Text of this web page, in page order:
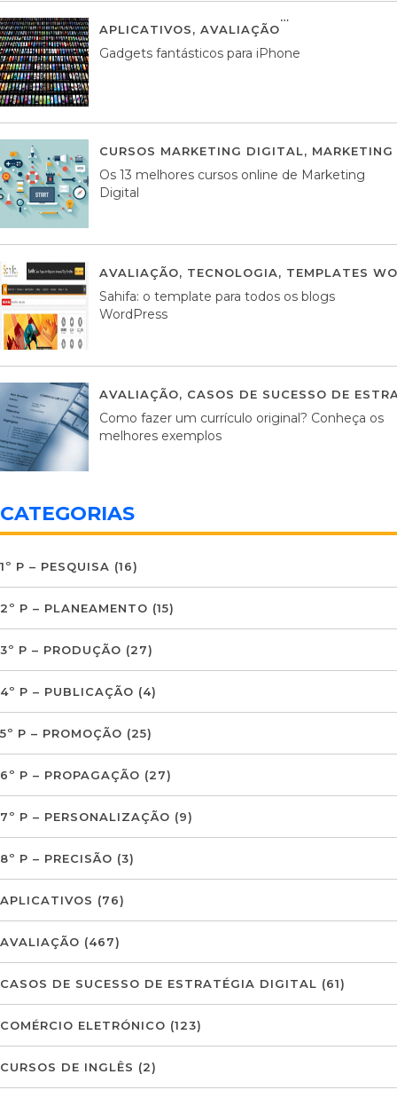
APLICATIVOS, AVALIAÇÃO
Gadgets fantásticos para iPhone
CURSOS MARKETING DIGITAL,
Os 13 melhores cursos online de Marketing
Digital
AVALIAÇÃO, TECNOLOGIA, TEMPLATES
Sahifa: o template para todos os blogs
WordPress
AVALIAÇÃO, CASOS DE SUCESSO DE
Como fazer um currículo original? Conheça os
melhores exemplos
CATEGORIAS
1º P – PESQUISA (16)
2º P – PLANEAMENTO (15)
3º P – PRODUÇÃO (27)
4º P – PUBLICAÇÃO (4)
5º P – PROMOÇÃO (25)
6º P – PROPAGAÇÃO (27)
7º P – PERSONALIZAÇÃO (9)
8º P – PRECISÃO (3)
APLICATIVOS (76)
AVALIAÇÃO (467)
CASOS DE SUCESSO DE ESTRATÉGIA DIGITAL (61)
COMÉRCIO ELETRÓNICO (123)
CURSOS DE INGLÊS (2)